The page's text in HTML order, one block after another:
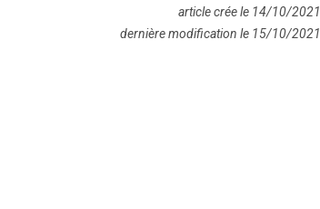
article crée le 14/10/2021
dernière modification le 15/10/2021